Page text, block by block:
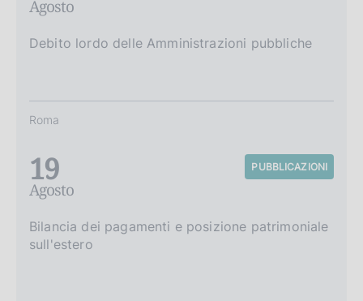
Agosto
Debito lordo delle Amministrazioni pubbliche
Roma
19
Agosto
PUBBLICAZIONI
Bilancia dei pagamenti e posizione patrimoniale
sull'estero